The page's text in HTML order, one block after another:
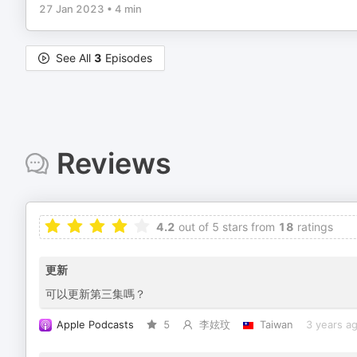
27 Jan 2023 • 4 min
See All 3 Episodes
Reviews
4.2 out of 5 stars from 18 ratings
更新
可以更新第三集嗎？
Apple Podcasts 5 李妶玟 Taiwan 3 years